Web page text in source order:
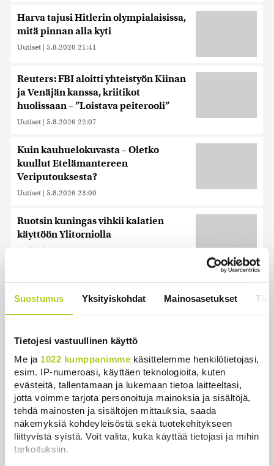
Suostumus Yksityiskohdat Mainosasetukset
Tietojesi vastuullinen käyttö
Me ja 1022 kumppanimme käsittelemme henkilötietojasi,
esim. IP-numeroasi, käyttäen teknologioita, kuten
evästeitä, tallentamaan ja lukemaan tietoa laitteeltasi,
jotta voimme tarjota personoituja mainoksia ja sisältöjä,
tehdä mainosten ja sisältöjen mittauksia, saada
näkemyksiä kohdeyleisöstä sekä tuotekehitykseen
liittyvistä syistä. Voit valita, kuka käyttää tietojasi ja mihin
tarkoituksiin.
Harva tajusi Hitlerin olympialaisissa,
mitä pinnan alla kyti
Uutiset | 5.8.2026 21:41
Reuters: FBI aloitti yhteistyön Kiinan
ja Venäjän kanssa, kriitikot
huolissaan – ”Loistava peiterooli”
Uutiset | 5.8.2026 22:07
Kuin kauhuelokuvasta – Oletko
kuullut Etelämantereen
Veriputouksesta?
Uutiset | 5.8.2026 23:00
Ruotsin kuningas vihkii kalatien
käyttöön Ylitorniolla
Uutiset |
Keskustan Siika-aho kertoo, mikä
hänestä on Ylen gallupin todellinen
Uutiset | 6.8.2026 11:56
Uusimmat
Tutkimus: Nämä kolme terveystekijää voivat lykätä
dementiaa 13 vuodella